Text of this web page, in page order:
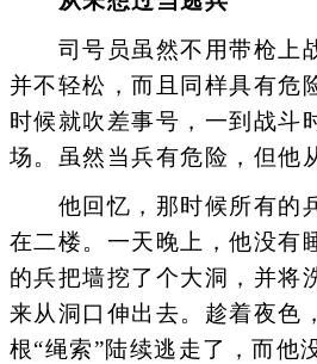
司号员虽然不用带枪上
并不轻松，而且同样具有危
时候就吹差事号，一到战斗
场。虽然当兵有危险，但他
他回忆，那时候所有的
在二楼。一天晚上，他没有
的兵把墙挖了个大洞，并将
来从洞口伸出去。趁着夜色
根“绳索”陆续逃走了，而他